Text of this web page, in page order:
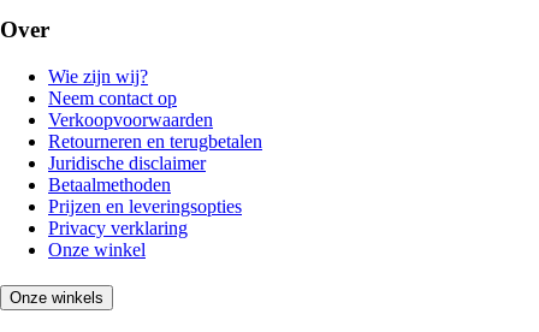
Over
Wie zijn wij?
Neem contact op
Verkoopvoorwaarden
Retourneren en terugbetalen
Juridische disclaimer
Betaalmethoden
Prijzen en leveringsopties
Privacy verklaring
Onze winkel
Onze winkels